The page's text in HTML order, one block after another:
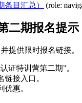
条目汇总）
(role:
二期报名提示
提供限时报名链接。
证特训营第二期”。
链接入口。
优惠。